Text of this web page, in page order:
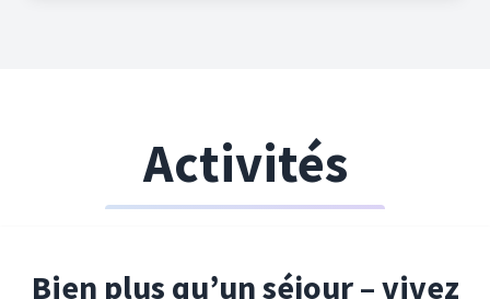
Activités
Bien plus qu’un séjour – vivez